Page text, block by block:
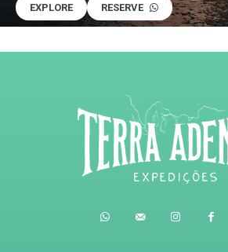
EXPLORE RESERVE